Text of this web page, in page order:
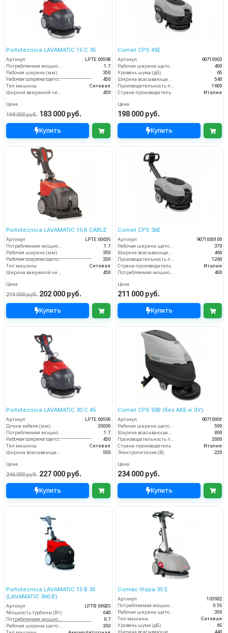
Portotecnica LAVAMATIC 15 C 35
Артикул
LPTE 00598
Потребляемая мощность (кВт)
1.7
Рабочая ширина (мм)
350
Рабочая ширина щеток (мм)
450
Тип машины
Сетевая
Ширина вакуумной чистки (мм)
450
Цена
198 000 руб. 183 000 руб.
Купить
Comet CPS 45E
Артикул
90710003
Рабочая ширина щеток (мм)
400
Уровень шума (дБ)
65
Ширина всасывающей балки (мм)
540
Производительность по площади (м2/ч)
1600
Страна-производитель
Италия
Цена
198 000 руб.
Купить
Portotecnica LAVAMATIC 15 R CABLE
Артикул
LPTE 00639
Потребляемая мощность (кВт)
1.7
Рабочая ширина (мм)
350
Рабочая ширина щеток (мм)
350
Тип машины
Сетевая
Ширина вакуумной чистки (мм)
450
Цена
219 000 руб. 202 000 руб.
Купить
Comet CPS 36E
Артикул
9071000100
Рабочая ширина щеток (мм)
370
Ширина всасывающей балки (мм)
460
Производительность по площади (м2/ч)
1260
Страна-производитель
Италия
Потребляемая мощность (Вт)
400
Цена
211 000 руб.
Купить
Portotecnica LAVAMATIC 30 C 45
Артикул
LPTЕ 00599
Длина кабеля (мм)
20000
1.7
Рабочая ширина щеток (мм)
450
Тип машины
Сетевая
550
Цена
246 000 руб. 227 000 руб.
Купить
Comet CPS 50B (без АКБ и ЗУ)
Артикул
90710006
500
800
2000
Страна-производитель
Италия
Электропитание (В)
220
Цена
234 000 руб.
Купить
Portotecnica LAVAMATIC 15 B 35
(LAVAMATIC 360 B)
Артикул
LPTB 06929
Мощность турбины (Вт)
640
Потребляемая мощность (кВт)
0.7
Рабочая ширина щеток (мм)
350
Comac Vispa 35 Е
Артикул
103932
Потребляемая мощность (кВт)
0.59
Рабочая ширина щеток (мм)
350
Тип машины
Сетевая
Уровень шума (дБ)
69